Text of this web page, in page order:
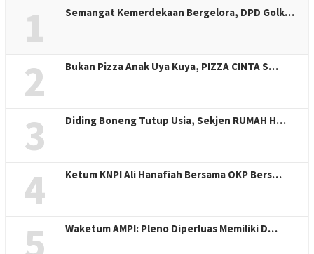
1 Semangat Kemerdekaan Bergelora, DPD Golk…
2 Bukan Pizza Anak Uya Kuya, PIZZA CINTA S…
3 Diding Boneng Tutup Usia, Sekjen RUMAH H…
4 Ketum KNPI Ali Hanafiah Bersama OKP Bers…
5 Waketum AMPI: Pleno Diperluas Memiliki D…